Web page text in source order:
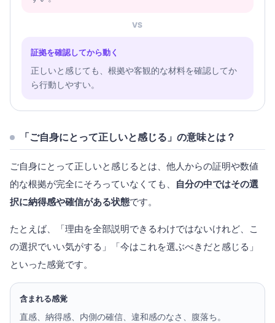
VS
証拠を確認してから動く
正しいと感じても、根拠や客観的な材料を確認してか
ら行動しやすい。
「ご自身にとって正しいと感じる」の意味とは？
ご自身にとって正しいと感じるとは、他人からの証明や数値
的な根拠が完全にそろっていなくても、
自分の中ではその選
択に納得感や確信がある状態です。
たとえば、「理由を全部説明できるわけではないけれど、こ
の選択でいい気がする」「今はこれを選ぶべきだと感じる」
といった感覚です。
含まれる感覚
直感、納得感、内側の確信、違和感のなさ、腹落ち。